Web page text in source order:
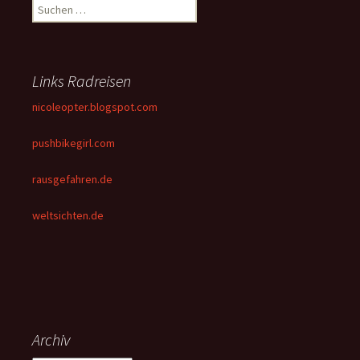
Suchen
nach:
Links Radreisen
nicoleopter.blogspot.com
pushbikegirl.com
rausgefahren.de
weltsichten.de
Archiv